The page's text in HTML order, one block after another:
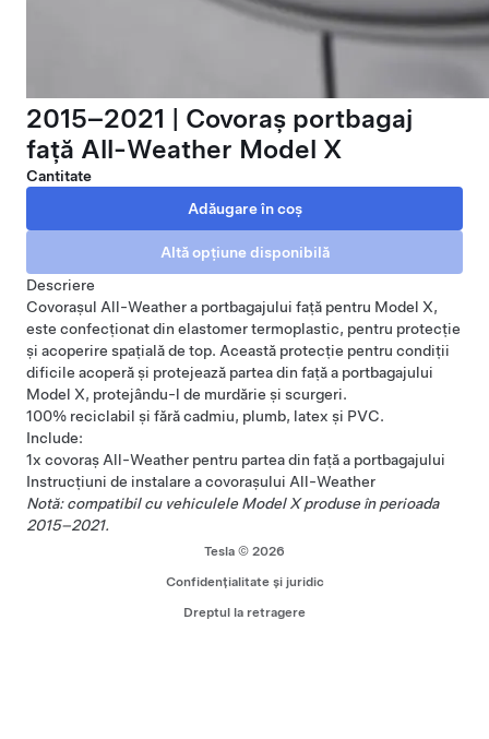
2015–2021 | Covoraș portbagaj
față All-Weather Model X
Cantitate
Descriere
Covorașul All-Weather a portbagajului față pentru Model X,
este confecționat din elastomer termoplastic, pentru protecție
și acoperire spațială de top. Această protecție pentru condiții
dificile acoperă și protejează partea din față a portbagajului
Model X, protejându-l de murdărie și scurgeri.
100% reciclabil și fără cadmiu, plumb, latex și PVC.
Include:
1x covoraș All-Weather pentru partea din față a portbagajului
Instrucțiuni de instalare a covorașului All-Weather
Notă: compatibil cu vehiculele Model X produse în perioada
2015–2021.
Tesla © 2026
Confidențialitate și juridic
Dreptul la retragere